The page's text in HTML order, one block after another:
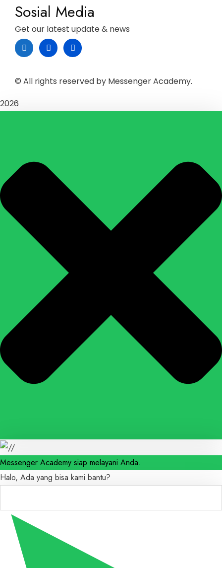
Sosial Media
Get our latest update & news
© All rights reserved by Messenger Academy.
2026
Messenger Academy siap melayani Anda.
Halo, Ada yang bisa kami bantu?